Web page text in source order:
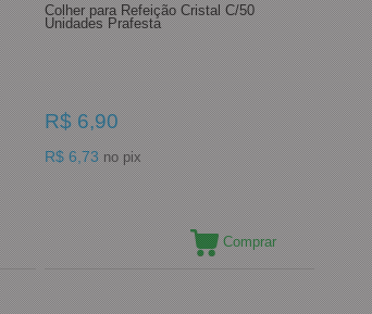
Colher para Refeição Cristal C/50
Unidades Prafesta
R$ 6,90
R$ 6,73 no pix
Comprar